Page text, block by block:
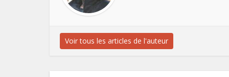
Voir tous les articles de l'auteur